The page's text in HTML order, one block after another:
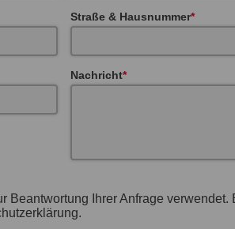
Straße & Hausnummer
Nachricht
Ihrer Anfrage